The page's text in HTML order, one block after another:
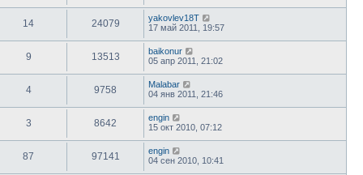
14 24079
yakovlev18T
17 май 2011, 19:57
9 13513
baikonur
05 апр 2011, 21:02
4 9758
Malabar
04 янв 2011, 21:46
3 8642
engin
15 окт 2010, 07:12
87 97141
engin
04 сен 2010, 10:41